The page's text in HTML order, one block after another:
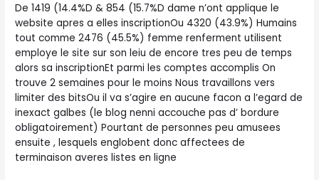
De 1419 (14.4%D & 854 (15.7%D dame n’ont applique le
website apres a elles inscriptionOu 4320 (43.9%) Humains
tout comme 2476 (45.5%) femme renferment utilisent
employe le site sur son leiu de encore tres peu de temps
alors sa inscriptionEt parmi les comptes accomplis On
trouve 2 semaines pour le moins Nous travaillons vers
limiter des bitsOu il va s’agire en aucune facon a l’egard de
inexact galbes (le blog nenni accouche pas d’ bordure
obligatoirement) Pourtant de personnes peu amusees
ensuite , lesquels englobent donc affectees de
terminaison averes listes en ligne